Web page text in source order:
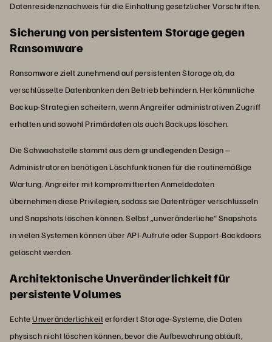
Datenresidenznachweis für die Einhaltung gesetzlicher Vorschriften.
Sicherung von persistentem Storage gegen
Ransomware
Ransomware zielt zunehmend auf persistenten Storage ab, da
verschlüsselte Datenbanken den Betrieb behindern. Herkömmliche
Backup-Strategien scheitern, wenn Angreifer administrativen Zugriff
erhalten und sowohl Primärdaten als auch Backups löschen.
Die Schwachstelle stammt aus dem grundlegenden Design –
Administratoren benötigen Löschfunktionen für die routinemäßige
Wartung. Angreifer mit kompromittierten Anmeldedaten
übernehmen diese Privilegien, sodass sie Datenträger verschlüsseln
und Snapshots löschen können. Selbst „unveränderliche“ Snapshots
in vielen Systemen können über API-Aufrufe oder Support-Backdoors
gelöscht werden.
Architektonische Unveränderlichkeit für
persistente Volumes
EchteUnveränderlichkeiterfordert Storage-Systeme, die Daten
physisch nicht löschen können, bevor die Aufbewahrung abläuft,